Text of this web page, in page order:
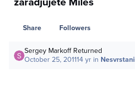
Share Followers
Sergey Markoff Returned
October 25, 201114 yr in Nesvrstani